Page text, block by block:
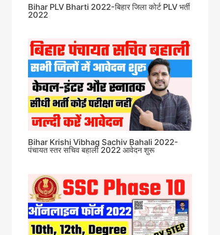
Bihar PLV Bharti 2022-बिहार जिला कोर्ट PLV भर्ती
2022
Bihar Krishi Vibhag Sachiv Bahali 2022-
पंचायत स्तर सचिव बहाली 2022 आवेदन शुरू